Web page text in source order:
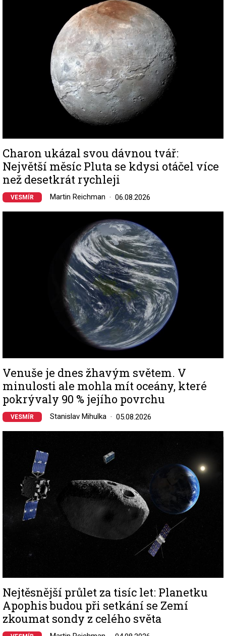
Charon ukázal svou dávnou tvář:
Největší měsíc Pluta se kdysi otáčel více
než desetkrát rychleji
VESMÍR Martin Reichman 06.08.2026
Venuše je dnes žhavým světem. V
minulosti ale mohla mít oceány, které
pokrývaly 90 % jejího povrchu
VESMÍR Stanislav Mihulka 05.08.2026
Nejtěsnější průlet za tisíc let: Planetku
Apophis budou při setkání se Zemí
zkoumat sondy z celého světa